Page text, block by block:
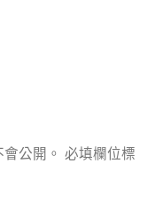
公開。 必填欄位標